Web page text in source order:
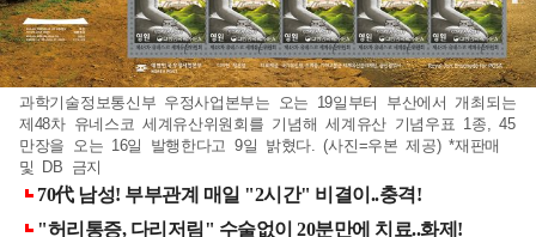
과학기술정보통신부 우정사업본부는 오는 19일부터 부산에서 개최되는
제48차 유네스코 세계유산위원회를 기념해 세계유산 기념우표 1종, 45
만장을 오는 16일 발행한다고 9일 밝혔다. (사진=우본 제공) *재판매
및 DB 금지